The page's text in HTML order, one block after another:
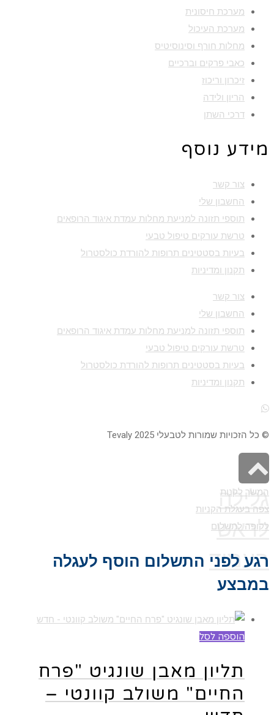
מערכת חיסונית
מערכת העיכול
מחלות חורף וסינוסיטיס
כאבי פרקים וברכיים
זיכרון וריכוז
הריון ולידה
דרכי השתן
מידע נוסף
צור קשר
החשבון שלי
תוספי תזונה למניעת מחלות עמדת איגוד הרופאים
טרשת עורקים טיפול טבעי
בעיות בסטטינים תרופות להורדת כולסטרול
תקנון ומדיניות
צור קשר
החשבון שלי
תוספי תזונה למניעת מחלות עמדת איגוד הרופאים
טרשת עורקים טיפול טבעי
בעיות בסטטינים תרופות להורדת כולסטרול
תקנון ומדיניות
© כל הזכויות שמורות לטבעלי 2025 Tevaly
גלילה
לראש
העמוד
המשך לקנות
צפה בעגלת הקניות
לקופה לתשלום
רגע לפני התשלום הוסף לעגלה
במבצע
הוספה לסל
תליון מאבן שונגיט "פרח
החיים" משולב קוונטי –